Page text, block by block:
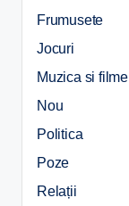
Frumusete
Jocuri
Muzica si filme
Nou
Politica
Poze
Relații